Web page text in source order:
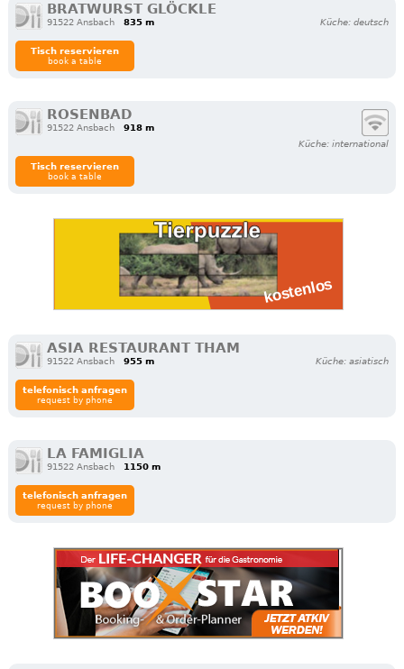
BRATWURST GLÖCKLE
91522 Ansbach 835 m Küche: deutsch
Tisch reservieren
book a table
ROSENBAD
91522 Ansbach
918 m
Küche: international
Tisch reservieren
book a table
ASIA RESTAURANT THAM
91522 Ansbach 955 m Küche: asiatisch
telefonisch anfragen
request by phone
LA FAMIGLIA
91522 Ansbach 1150 m
telefonisch anfragen
request by phone